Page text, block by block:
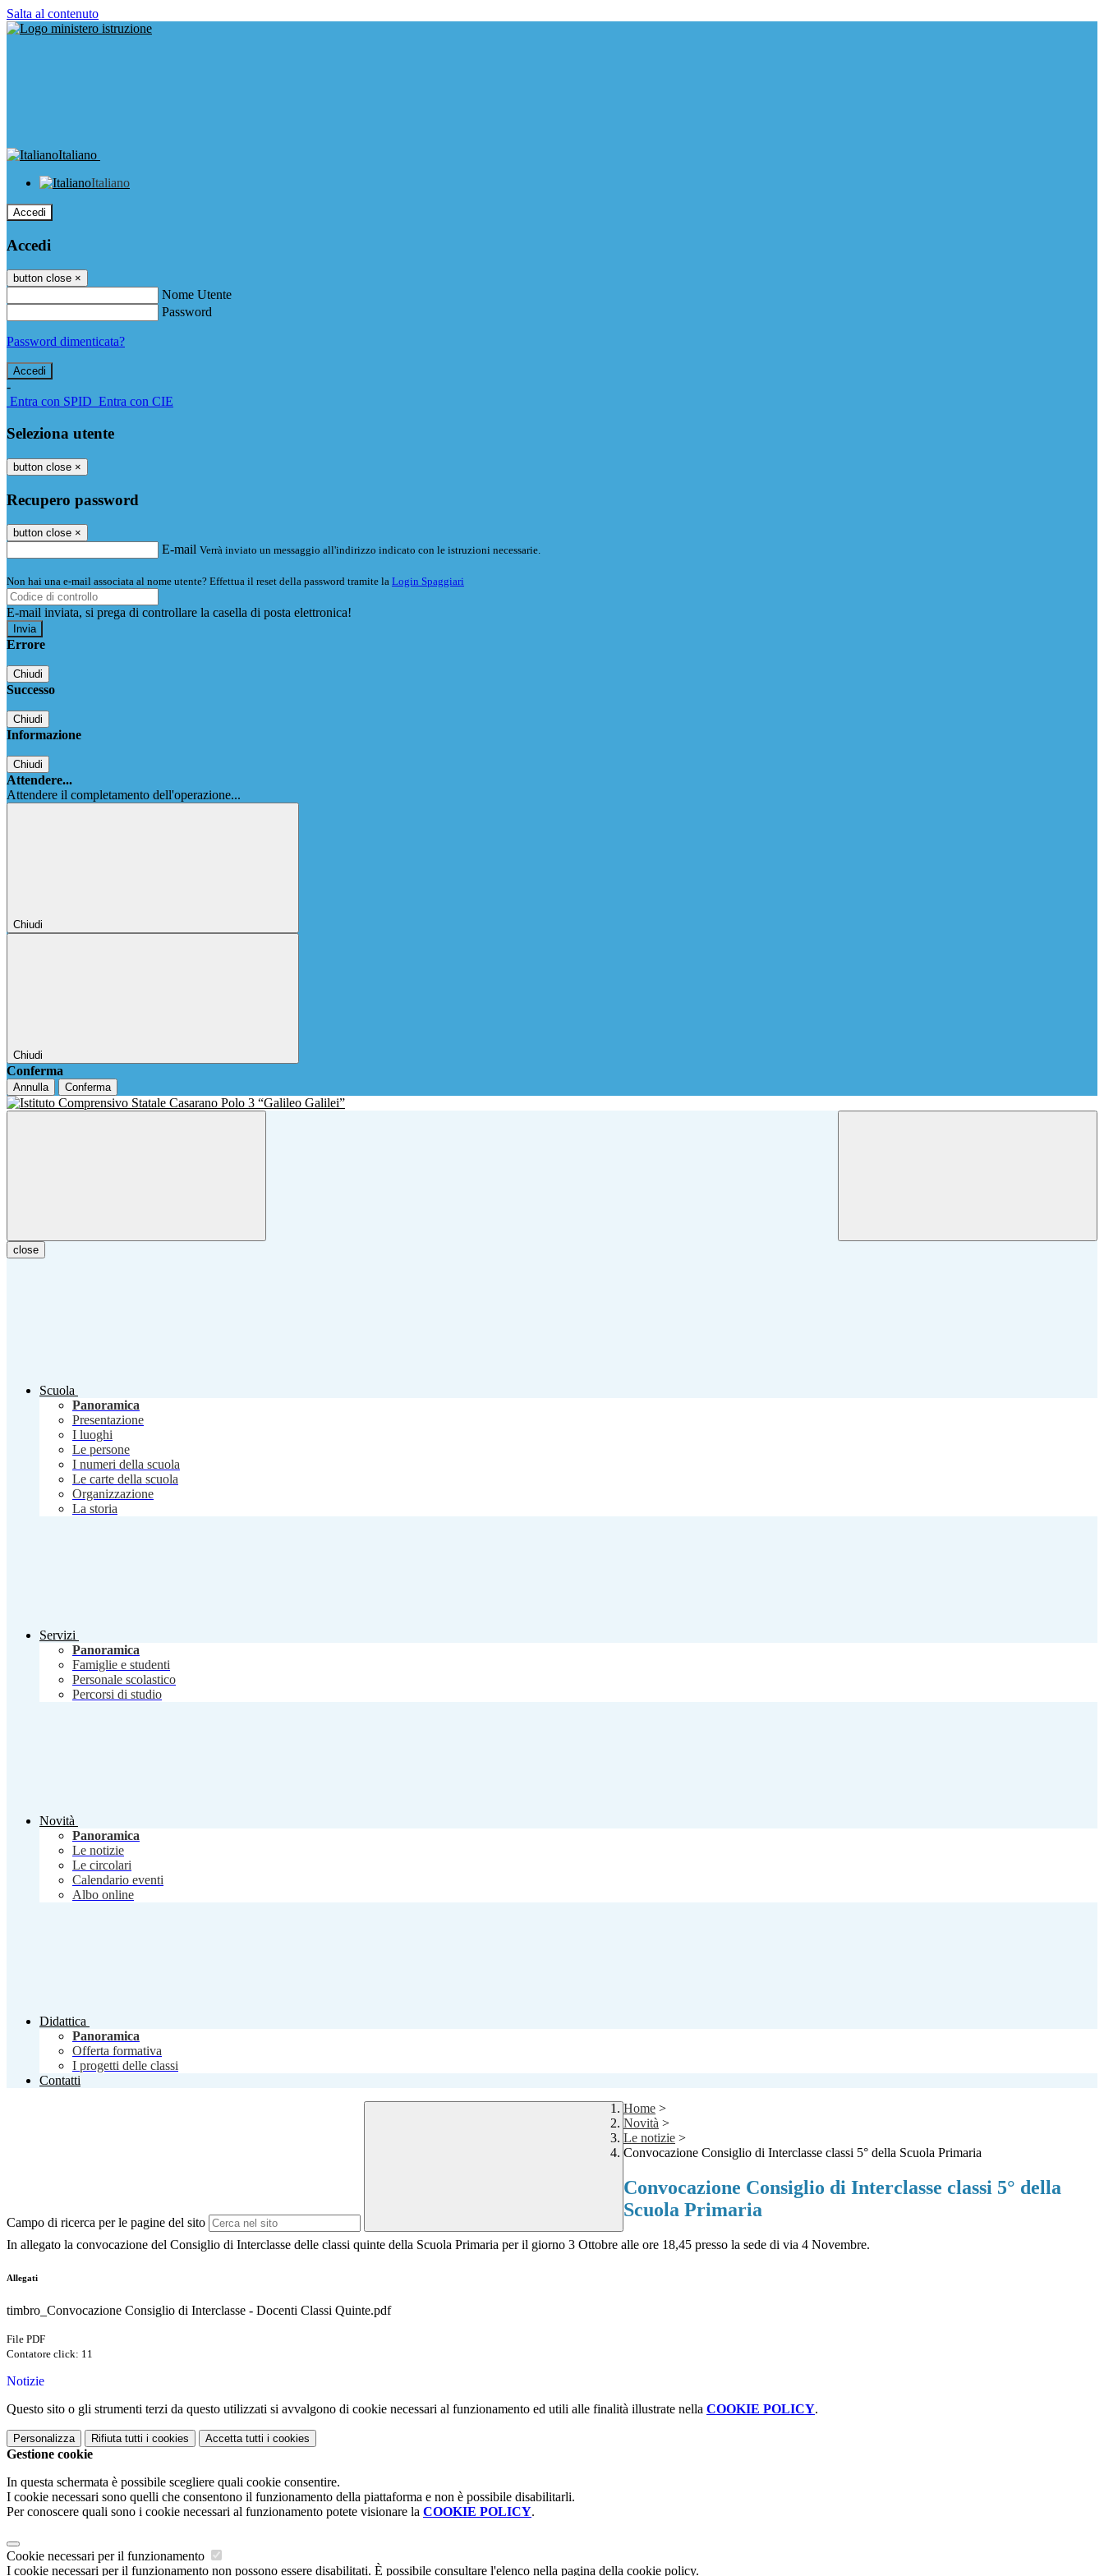
Salta al contenuto
Italiano
Italiano
Accedi
Accedi
button close ×
Nome Utente
Password
Password dimenticata?
-
Entra con SPID Entra con CIE
Seleziona utente
button close ×
Recupero password
button close ×
E-mail Verrà inviato un messaggio all'indirizzo indicato con le istruzioni necessarie.
Non hai una e-mail associata al nome utente? Effettua il reset della password tramite la Login Spaggiari
E-mail inviata, si prega di controllare la casella di posta elettronica!
Errore
Chiudi
Successo
Chiudi
Informazione
Chiudi
Attendere...
Attendere il completamento dell'operazione...
Chiudi
Chiudi
Conferma
Annulla Conferma
close
Scuola
Panoramica
Presentazione
I luoghi
Le persone
I numeri della scuola
Le carte della scuola
Organizzazione
La storia
Servizi
Panoramica
Famiglie e studenti
Personale scolastico
Percorsi di studio
Novità
Panoramica
Le notizie
Le circolari
Calendario eventi
Albo online
Didattica
Panoramica
Offerta formativa
I progetti delle classi
Contatti
Campo di ricerca per le pagine del sito
Home >
Novità >
Le notizie >
Convocazione Consiglio di Interclasse classi 5° della Scuola Primaria
Convocazione Consiglio di Interclasse classi 5° della
Scuola Primaria
In allegato la convocazione del Consiglio di Interclasse delle classi quinte della Scuola Primaria per il giorno 3 Ottobre alle ore 18,45 presso la sede di via 4 Novembre.
Allegati
timbro_Convocazione Consiglio di Interclasse - Docenti Classi Quinte.pdf
File PDF
Contatore click: 11
Notizie
Questo sito o gli strumenti terzi da questo utilizzati si avvalgono di cookie necessari al funzionamento ed utili alle finalità illustrate nella COOKIE POLICY.
Personalizza Rifiuta tutti i cookies Accetta tutti i cookies
Gestione cookie
In questa schermata è possibile scegliere quali cookie consentire.
I cookie necessari sono quelli che consentono il funzionamento della piattaforma e non è possibile disabilitarli.
Per conoscere quali sono i cookie necessari al funzionamento potete visionare la COOKIE POLICY.
Cookie necessari per il funzionamento
I cookie necessari per il funzionamento non possono essere disabilitati. È possibile consultare l'elenco nella pagina della cookie policy.